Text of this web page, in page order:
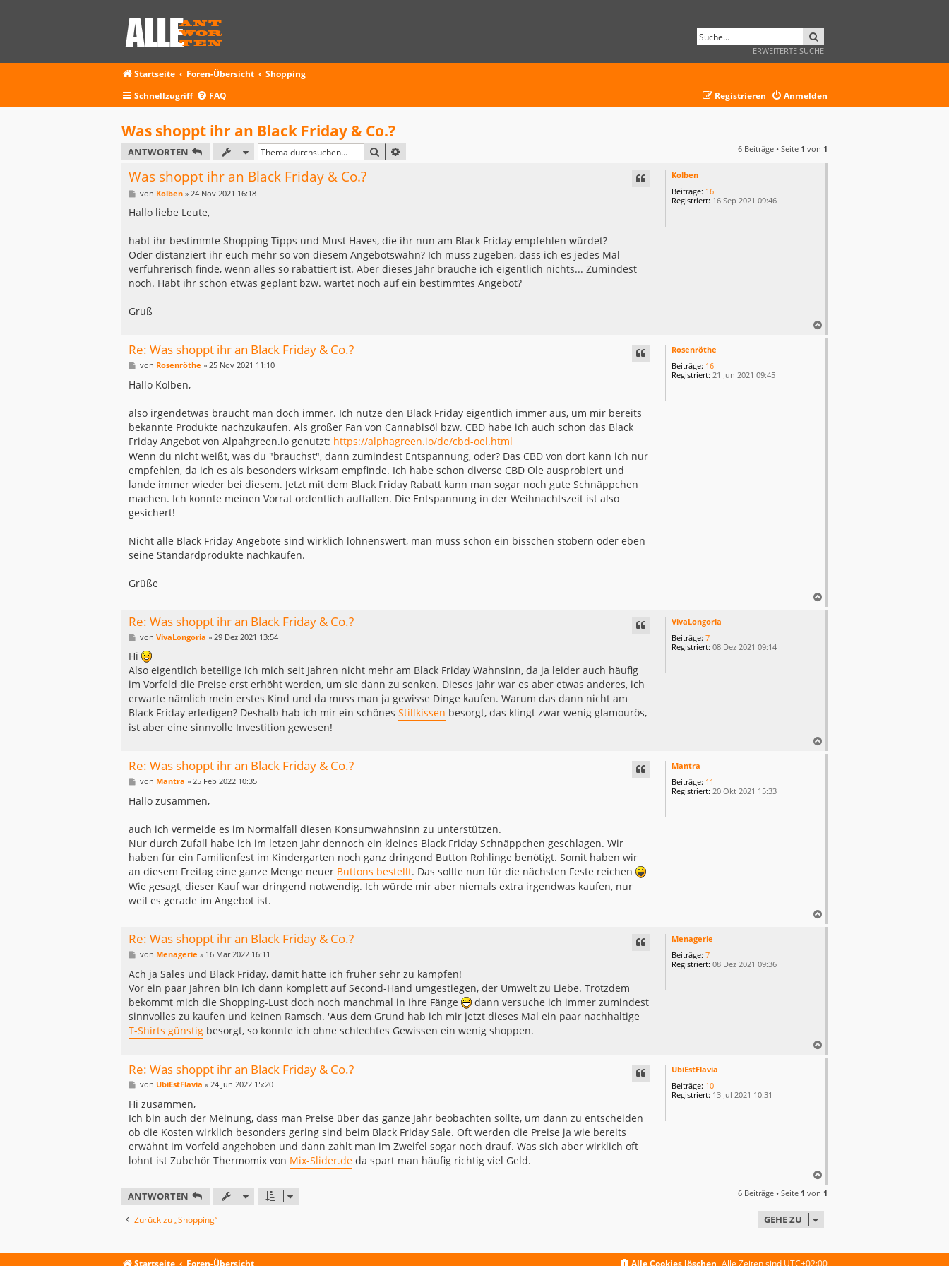
ERWEITERTE SUCHE
Startseite Foren-Übersicht
Shopping
Schnellzugriff
FAQ Anmelden
Registrieren
Was shoppt ihr an Black Friday & Co.?
ANTWORTEN SUCHE 6 Beiträge • Seite 1 von 1
Kolben
Beiträge: 16
Registriert: 16 Sep 2021 09:46
Was shoppt ihr an Black Friday & Co.?
B
i
a
g
von Kolben» 24 Nov 2021 16:18
Hallo liebe Leute,
habt ihr bestimmte Shopping Tipps und Must Haves, die ihr nun am Black Friday empfehlen würdet?
Oder distanziert ihr euch mehr so von diesem Angebotswahn? Ich muss zugeben, dass ich es jedes Mal
verführerisch finde, wenn alles so rabattiert ist. Aber dieses Jahr brauche ich eigentlich nichts... Zumindest
noch. Habt ihr schon etwas geplant bzw. wartet noch auf ein bestimmtes Angebot?
Gruß
a
Rosenröthe
Beiträge: 16
Registriert: 21 Jun 2021 09:45
Re: Was shoppt ihr an Black Friday & Co.?
B
i
t
a
g
von Rosenröthe » 25 Nov 2021 11:10
Hallo Kolben,
also irgendetwas braucht man doch immer. Ich nutze den Black Friday eigentlich immer aus, um mir bereits
bekannte Produkte nachzukaufen. Als großer Fan von Cannabisöl bzw. CBD habe ich auch schon das Black
Friday Angebot von Alpahgreen.io genutzt: https://alphagreen.io/de/cbd-oel.html
Wenn du nicht weißt, was du "brauchst", dann zumindest Entspannung, oder? Das CBD von dort kann ich nur
empfehlen, da ich es als besonders wirksam empfinde. Ich habe schon diverse CBD Öle ausprobiert und
lande immer wieder bei diesem. Jetzt mit dem Black Friday Rabatt kann man sogar noch gute Schnäppchen
machen. Ich konnte meinen Vorrat ordentlich auffallen. Die Entspannung in der Weihnachtszeit ist also
gesichert!
Nicht alle Black Friday Angebote sind wirklich lohnenswert, man muss schon ein bisschen stöbern oder eben
seine Standardprodukte nachkaufen.
Grüße
a
VivaLongoria
Beiträge: 7
Registriert: 08 Dez 2021 09:14
Re: Was shoppt ihr an Black Friday & Co.?
B
i
r
a
g
von VivaLongoria » 29 Dez 2021 13:54
Hi
Also eigentlich beteilige ich mich seit Jahren nicht mehr am Black Friday Wahnsinn, da ja leider auch häufig
im Vorfeld die Preise erst erhöht werden, um sie dann zu senken. Dieses Jahr war es aber etwas anderes, ich
erwarte nämlich mein erstes Kind und da muss man ja gewisse Dinge kaufen. Warum das dann nicht am
Black Friday erledigen? Deshalb hab ich mir ein schönes Stillkissen besorgt, das klingt zwar wenig glamourös,
ist aber eine sinnvolle Investition gewesen!
a
Mantra
Beiträge: 11
Registriert: 20 Okt 2021 15:33
Re: Was shoppt ihr an Black Friday & Co.?
B
i
t
a
g
von Mantra » 25 Feb 2022 10:35
Hallo zusammen,
auch ich vermeide es im Normalfall diesen Konsumwahnsinn zu unterstützen.
Nur durch Zufall habe ich im letzen Jahr dennoch ein kleines Black Friday Schnäppchen geschlagen. Wir
haben für ein Familienfest im Kindergarten noch ganz dringend Button Rohlinge benötigt. Somit haben wir
an diesem Freitag eine ganze Menge neuer Buttons bestellt. Das sollte nun für die nächsten Feste reichen
Wie gesagt, dieser Kauf war dringend notwendig. Ich würde mir aber niemals extra irgendwas kaufen, nur
weil es gerade im Angebot ist.
a
Menagerie
Beiträge: 7
Registriert: 08 Dez 2021 09:36
Re: Was shoppt ihr an Black Friday & Co.?
B
i
t
r
a
g
von Menagerie » 16 Mär 2022 16:11
Ach ja Sales und Black Friday, damit hatte ich früher sehr zu kämpfen!
Vor ein paar Jahren bin ich dann komplett auf Second-Hand umgestiegen, der Umwelt zu Liebe. Trotzdem
bekommt mich die Shopping-Lust doch noch manchmal in ihre Fänge
dann versuche ich immer zumindest
sinnvolles zu kaufen und keinen Ramsch. 'Aus dem Grund hab ich mir jetzt dieses Mal ein paar nachhaltige
T-Shirts günstig besorgt, so konnte ich ohne schlechtes Gewissen ein wenig shoppen.
a
UbiEstFlavia
Beiträge: 10
Registriert: 13 Jul 2021 10:31
Re: Was shoppt ihr an Black Friday & Co.?
B
i
t
r
a
g
von UbiEstFlavia » 24 Jun 2022 15:20
Hi zusammen,
Ich bin auch der Meinung, dass man Preise über das ganze Jahr beobachten sollte, um dann zu entscheiden
ob die Kosten wirklich besonders gering sind beim Black Friday Sale. Oft werden die Preise ja wie bereits
erwähnt im Vorfeld angehoben und dann zahlt man im Zweifel sogar noch drauf. Was sich aber wirklich oft
lohnt ist Zubehör Thermomix von Mix-Slider.de da spart man häufig richtig viel Geld.
a
c
n
ANTWORTEN 6 Beiträge • Seite 1 von 1
Zurück zu „Shopping“ GEHE ZU
Startseite Foren-Übersicht Alle Zeiten sind UTC+02:00
Alle Cookies löschen